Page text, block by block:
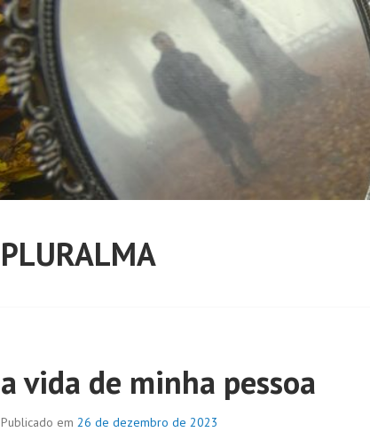
PLURALMA
a vida de minha pessoa
Publicado em 26 de dezembro de 2023